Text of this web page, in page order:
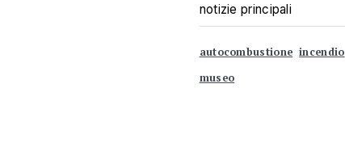
notizie principali
autocombustione incendio
museo